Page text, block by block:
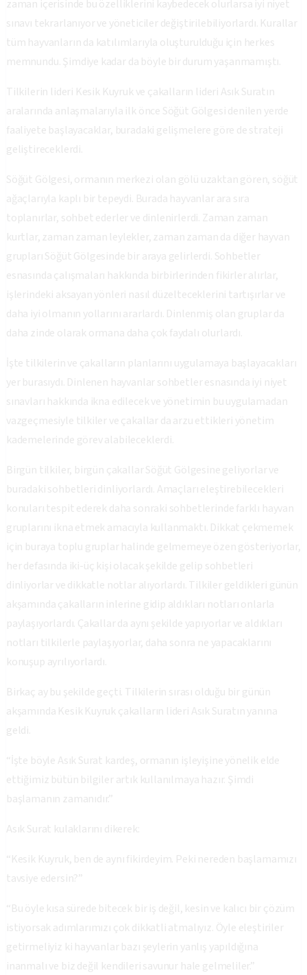
zaman içerisinde bu özelliklerini kaybedecek olurlarsa iyi niyet
sınavı tekrarlanıyor ve yöneticiler değiştirilebiliyorlardı. Kurallar
tüm hayvanların da katılımlarıyla oluşturulduğu için herkes
memnundu. Şimdiye kadar da böyle bir durum yaşanmamıştı.
Tilkilerin lideri Kesik Kuyruk ve çakalların lideri Asık Suratın
aralarında anlaşmalarıyla ilk önce Söğüt Gölgesi denilen yerde
faaliyete başlayacaklar, buradaki gelişmelere göre de strateji
geliştireceklerdi.
Söğüt Gölgesi, ormanın merkezi olan gölü uzaktan gören, söğüt
ağaçlarıyla kaplı bir tepeydi. Burada hayvanlar ara sıra
toplanırlar, sohbet ederler ve dinlenirlerdi. Zaman zaman
kurtlar, zaman zaman leylekler, zaman zaman da diğer hayvan
grupları Söğüt Gölgesinde bir araya gelirlerdi. Sohbetler
esnasında çalışmaları hakkında birbirlerinden fikirler alırlar,
işlerindeki aksayan yönleri nasıl düzelteceklerini tartışırlar ve
daha iyi olmanın yollarını ararlardı. Dinlenmiş olan gruplar da
daha zinde olarak ormana daha çok faydalı olurlardı.
İşte tilkilerin ve çakalların planlarını uygulamaya başlayacakları
yer burasıydı. Dinlenen hayvanlar sohbetler esnasında iyi niyet
sınavları hakkında ikna edilecek ve yönetimin bu uygulamadan
vazgeçmesiyle tilkiler ve çakallar da arzu ettikleri yönetim
kademelerinde görev alabileceklerdi.
Birgün tilkiler, birgün çakallar Söğüt Gölgesine geliyorlar ve
buradaki sohbetleri dinliyorlardı. Amaçları eleştirebilecekleri
konuları tespit ederek daha sonraki sohbetlerinde farklı hayvan
gruplarını ikna etmek amacıyla kullanmaktı. Dikkat çekmemek
için buraya toplu gruplar halinde gelmemeye özen gösteriyorlar,
her defasında iki-üç kişi olacak şekilde gelip sohbetleri
dinliyorlar ve dikkatle notlar alıyorlardı. Tilkiler geldikleri günün
akşamında çakalların inlerine gidip aldıkları notları onlarla
paylaşıyorlardı. Çakallar da aynı şekilde yapıyorlar ve aldıkları
notları tilkilerle paylaşıyorlar, daha sonra ne yapacaklarını
konuşup ayrılıyorlardı.
Birkaç ay bu şekilde geçti. Tilkilerin sırası olduğu bir günün
akşamında Kesik Kuyruk çakalların lideri Asık Suratın yanına
geldi.
“İşte böyle Asık Surat kardeş, ormanın işleyişine yönelik elde
ettiğimiz bütün bilgiler artık kullanılmaya hazır. Şimdi
başlamanın zamanıdır.”
Asık Surat kulaklarını dikerek:
“Kesik Kuyruk, ben de aynı fikirdeyim. Peki nereden başlamamızı
tavsiye edersin?”
“Bu öyle kısa sürede bitecek bir iş değil, kesin ve kalıcı bir çözüm
istiyorsak adımlarımızı çok dikkatli atmalıyız. Öyle eleştiriler
getirmeliyiz ki hayvanlar bazı şeylerin yanlış yapıldığına
inanmalı ve biz değil kendileri savunur hale gelmeliler.”